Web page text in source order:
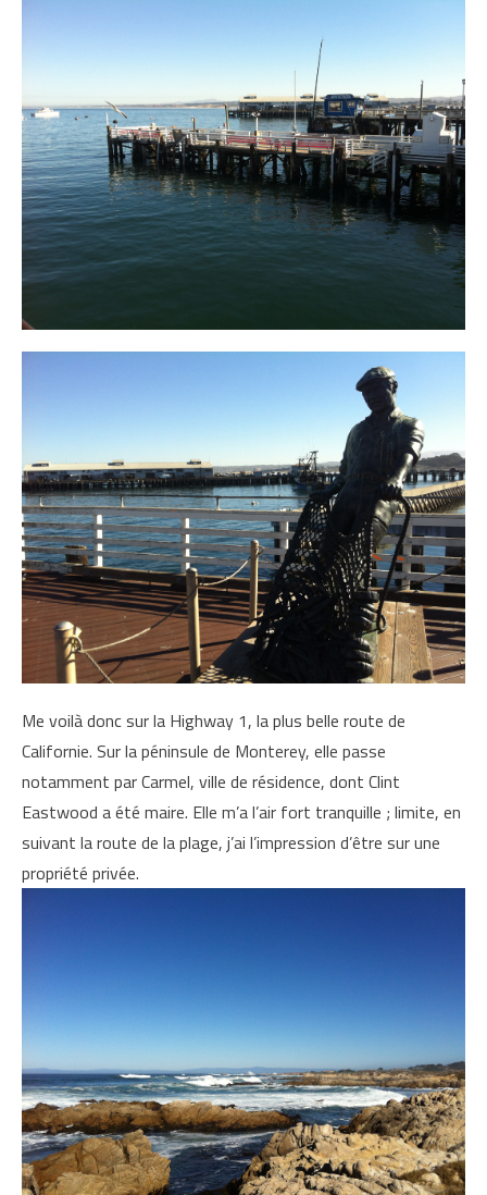
Me voilà donc sur la Highway 1, la plus belle route de
Californie. Sur la péninsule de Monterey, elle passe
notamment par Carmel, ville de résidence, dont Clint
Eastwood a été maire. Elle m’a l’air fort tranquille ; limite, en
suivant la route de la plage, j’ai l’impression d’être sur une
propriété privée.